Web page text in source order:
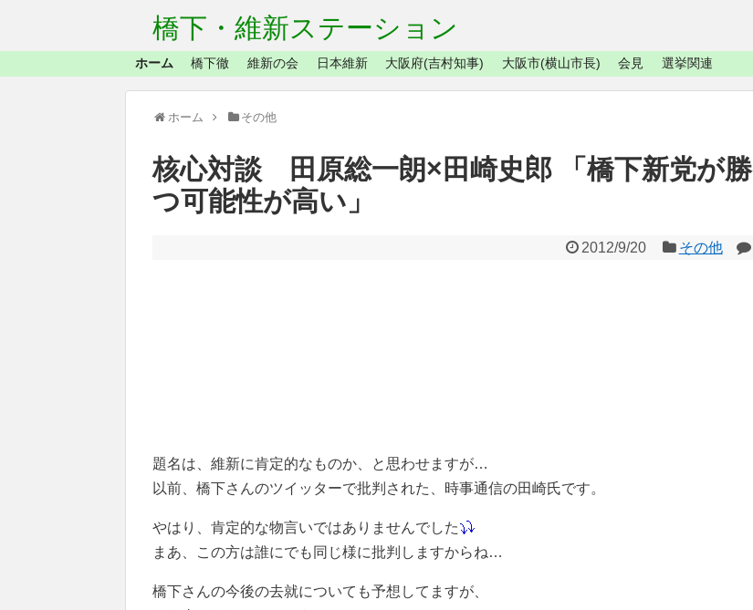
橋下・維新ステーション
ホーム 橋下徹 維新の会 日本維新 大阪府(吉村知事) 大阪市(横山市長) 会見 選挙関連
ホーム その他
核心対談 田原総一朗×田崎史郎 「橋下新党が勝
つ可能性が高い」
2012/9/20 その他
題名は、維新に肯定的なものか、と思わせますが…
以前、橋下さんのツイッターで批判された、時事通信の田崎氏です。
やはり、肯定的な物言いではありませんでした
まあ、この方は誰にでも同じ様に批判しますからね…
橋下さんの今後の去就についても予想してますが、